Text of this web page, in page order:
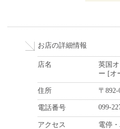
お店の詳細情報
店名
英国
ー [オ
住所 〒
電話番号 099-
アクセス 電停